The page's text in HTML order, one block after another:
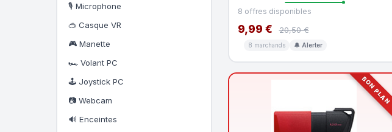
🎙️ Microphone
🥽 Casque VR
🎮 Manette
🏎️ Volant PC
🕹️ Joystick PC
📷 Webcam
🔊 Enceintes
8 offres disponibles
9,99 € 20,50 €
8 marchands 🔔 Alerter
BON PLAN